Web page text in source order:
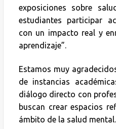
exposiciones sobre
estudiantes participar
con un impacto real y
aprendizaje”.
Estamos muy
de instancias
diálogo directo con
buscan crear espacios
ámbito de la salud mental.